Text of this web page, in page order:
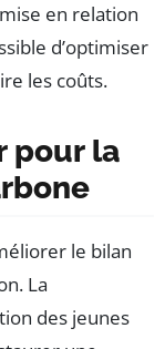
en relation
d’optimiser
les coûts.
pour la
le bilan
La
des jeunes